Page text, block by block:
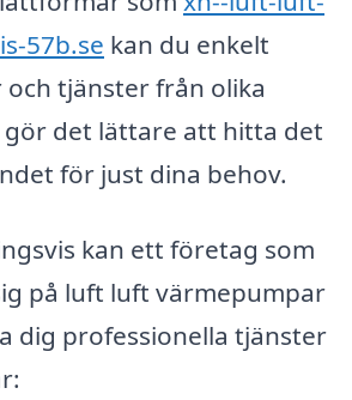
57b.se kan du enkelt
tjänster från olika
det lättare att hitta det
för just dina behov.
kan ett företag som
på luft luft värmepumpar
dig professionella tjänster